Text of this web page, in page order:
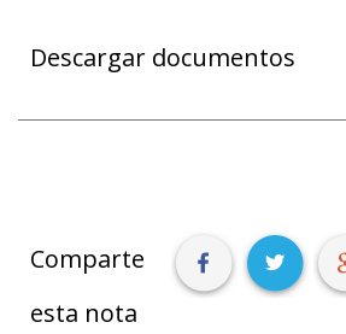
Descargar documentos
Comparte
esta nota